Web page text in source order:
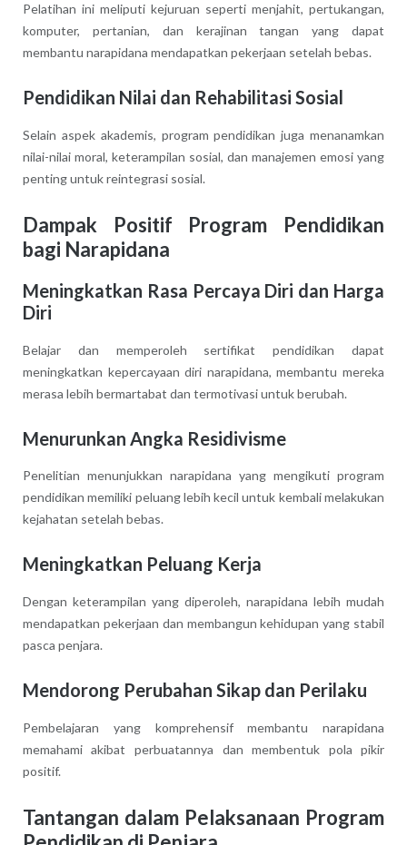
Pelatihan ini meliputi kejuruan seperti menjahit, pertukangan,
komputer, pertanian, dan kerajinan tangan yang dapat
membantu narapidana mendapatkan pekerjaan setelah bebas.
Pendidikan Nilai dan Rehabilitasi Sosial
Selain aspek akademis, program pendidikan juga menanamkan
nilai-nilai moral, keterampilan sosial, dan manajemen emosi yang
penting untuk reintegrasi sosial.
Dampak Positif Program Pendidikan
bagi Narapidana
Meningkatkan Rasa Percaya Diri dan Harga
Diri
Belajar dan memperoleh sertifikat pendidikan dapat
meningkatkan kepercayaan diri narapidana, membantu mereka
merasa lebih bermartabat dan termotivasi untuk berubah.
Menurunkan Angka Residivisme
Penelitian menunjukkan narapidana yang mengikuti program
pendidikan memiliki peluang lebih kecil untuk kembali melakukan
kejahatan setelah bebas.
Meningkatkan Peluang Kerja
Dengan keterampilan yang diperoleh, narapidana lebih mudah
mendapatkan pekerjaan dan membangun kehidupan yang stabil
pasca penjara.
Mendorong Perubahan Sikap dan Perilaku
Pembelajaran yang komprehensif membantu narapidana
memahami akibat perbuatannya dan membentuk pola pikir
positif.
Tantangan dalam Pelaksanaan Program